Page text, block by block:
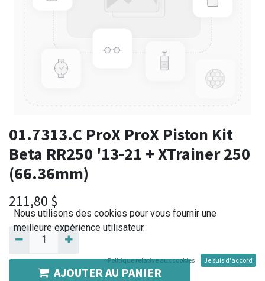
01.7313.C ProX ProX Piston Kit
Beta RR250 '13-21 + XTrainer 250
(66.36mm)
211,80 $
AJOUTER AU PANIER
Nous utilisons des cookies pour vous fournir une
meilleure expérience utilisateur.
Politique relative aux cookies Je suis d'accord